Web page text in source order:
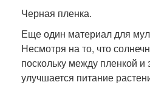
Черная пленка.
Еще один материал для
Несмотря на то, что
поскольку между пленкой и
улучшается питание